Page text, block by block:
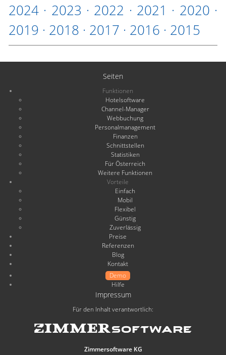
2024 · 2023 · 2022 · 2021 · 2020 ·
2019 · 2018 · 2017 · 2016 · 2015
Seiten
Funktionen
Hotelsoftware
Channel-Manager
Webbuchung
Personalmanagement
Finanzen
Schnittstellen
Statistiken
Für Österreich
Weitere Funktionen
Vorteile
Einfach
Mobil
Flexibel
Günstig
Zuverlässig
Preise
Referenzen
Blog
Kontakt
Demo
Hilfe
Impressum
Für den Inhalt verantwortlich:
Zimmersoftware KG